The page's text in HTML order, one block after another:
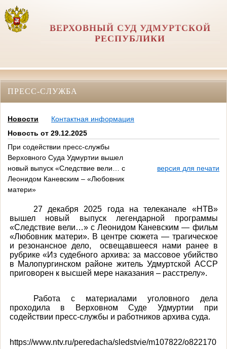
ВЕРХОВНЫЙ СУД УДМУРТСКОЙ
РЕСПУБЛИКИ
ПРЕСС-СЛУЖБА
Новости
Контактная информация
Новость от 29.12.2025
При содействии пресс-службы
Верховного Суда Удмуртии вышел
новый выпуск «Следствие вели… с
Леонидом Каневским – «Любовник
матери»
версия для печати
27 декабря 2025 года на телеканале «НТВ»
вышел новый выпуск легендарной программы
«Следствие вели…» с Леонидом Каневским — фильм
«Любовник матери». В центре сюжета — трагическое
и резонансное дело, освещавшееся нами ранее в
рубрике «Из судебного архива: за массовое убийство
в Малопургинском районе житель Удмуртской АССР
приговорен к высшей мере наказания – расстрелу».
Работа с материалами уголовного дела
проходила в Верховном Суде Удмуртии при
содействии пресс-службы и работников архива суда.
https://www.ntv.ru/peredacha/sledstvie/m107822/o822170